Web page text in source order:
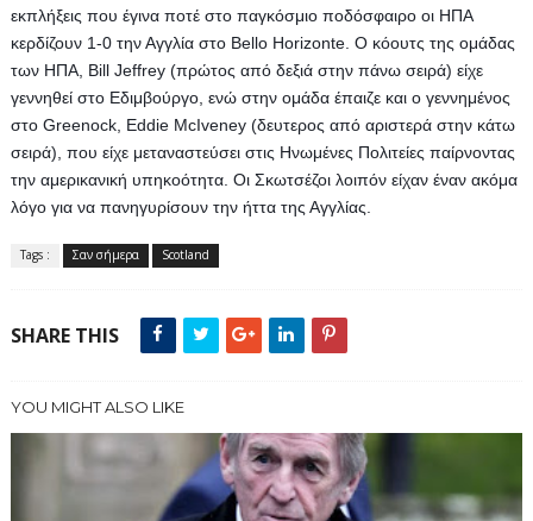
εκπλήξεις που έγινα ποτέ στο παγκόσμιο ποδόσφαιρο οι ΗΠΑ
κερδίζουν 1-0 την Αγγλία στο Bello Horizonte. O κόουτς της ομάδας
των HΠΑ, Bill Jeffrey (πρώτος από δεξιά στην πάνω σειρά) είχε
γεννηθεί στο Εδιμβούργο, ενώ στην ομάδα έπαιζε και ο γεννημένος
στο Greenock, Εddie McIveney (δευτερος από αριστερά στην κάτω
σειρά), που είχε μεταναστεύσει στις Ηνωμένες Πολιτείες παίρνοντας
την αμερικανική υπηκοότητα. Οι Σκωτσέζοι λοιπόν είχαν έναν ακόμα
λόγο για να πανηγυρίσουν την ήττα της Αγγλίας.
Tags : Σαν σήμερα Scotland
SHARE THIS
YOU MIGHT ALSO LIKE